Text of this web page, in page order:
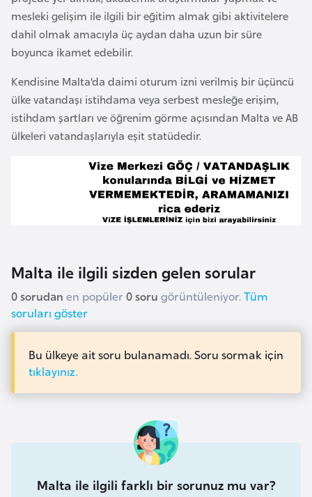
mesleki gelişim ile ilgili bir eğitim almak gibi aktivitelere
dahil olmak amacıyla üç aydan daha uzun bir süre
boyunca ikamet edebilir.
Kendisine Malta’da daimi oturum izni verilmiş bir üçüncü
ülke vatandaşı istihdama veya serbest mesleğe erişim,
istihdam şartları ve öğrenim görme açısından Malta ve AB
ülkeleri vatandaşlarıyla eşit statüdedir.
Malta ile ilgili sizden gelen sorular
0 sorudan en popüler0 soru görüntüleniyor. Tüm
soruları göster
Bu ülkeye ait soru bulanamadı. Soru sormak için
tıklayınız.
Malta ile ilgili farklı bir sorunuz mu var?
r
i
s
a
n
t
a
n